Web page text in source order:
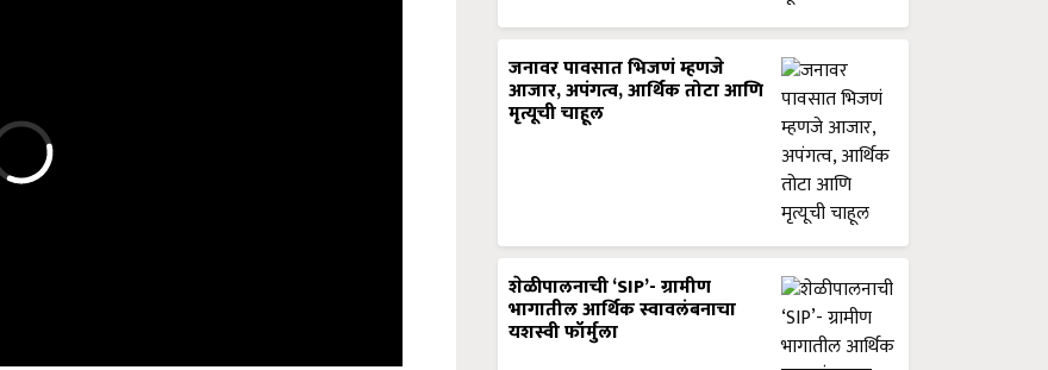
जनावर पावसात भिजणं म्हणजे
आजार, अपंगत्व, आर्थिक तोटा आणि
मृत्यूची चाहूल
शेळीपालनाची ‘SIP’- ग्रामीण
भागातील आर्थिक स्वावलंबनाचा
यशस्वी फॉर्मुला